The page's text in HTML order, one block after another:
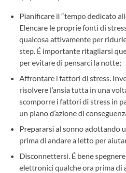
Pianificare il “tempo dedicato
Elencare le proprie fonti di
qualcosa attivamente per
step. É importante ritagliarsi
per evitare di pensarci la notte;
Affrontare i fattori di stress.
risolvere l’ansia tutta in una
scomporre i fattori di stress in
un piano d’azione di
Prepararsi al sonno adottando
prima di andare a letto per
Disconnettersi. É bene
elettronici qualche ora prima di